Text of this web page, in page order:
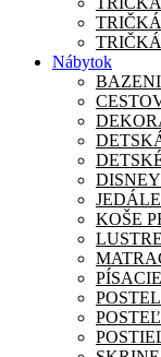
Nábytok
KOŠE